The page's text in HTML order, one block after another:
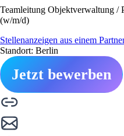
Teamleitung Objektverwaltung /
(w/m/d)
Stellenanzeigen aus einem
Standort: Berlin
Jetzt bewerben